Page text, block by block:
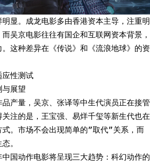
显。成龙电影多由香港资本主导，注重明
吴京电影往往有国企和互联网资本背景，
这种差异在《传说》和《流浪地球》的资
应性测试
与展望
产量，吴京、张译等中生代演员正在接管
注的是，王宝强、易烊千玺等新生代也在
。市场不会出现简单的”取代”关系，而
。
国动作电影将呈现三大趋势：科幻动作的